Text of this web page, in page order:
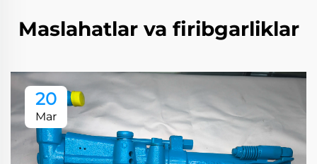
Maslahatlar va firibgarliklar
20
Mar